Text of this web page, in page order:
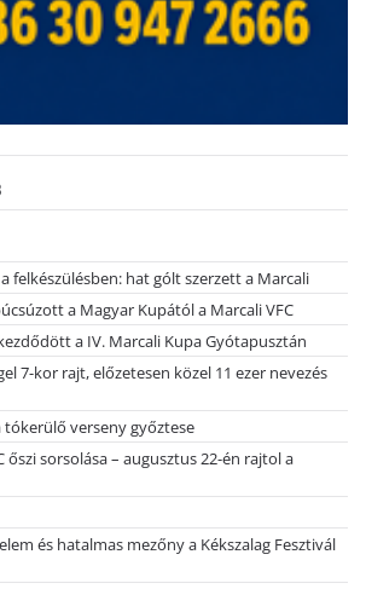
felkészülésben: hat gólt szerzett a Marcali
a Magyar Kupától a Marcali VFC
a IV. Marcali Kupa Gyótapusztán
7-kor rajt, előzetesen közel 11 ezer nevezés
tókerülő verseny győztese
őszi sorsolása – augusztus 22-én rajtol a
és hatalmas mezőny a Kékszalag Fesztivál